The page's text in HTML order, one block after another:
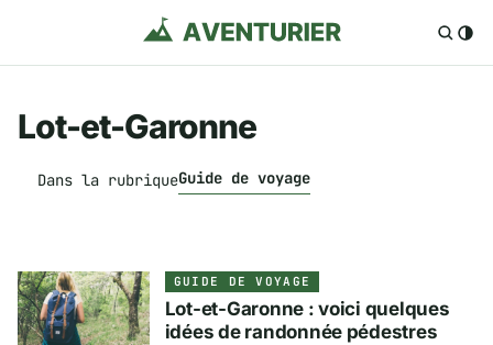
Lot-et-Garonne
Dans la rubriqueGuide de voyage
GUIDE DE VOYAGE
Lot-et-Garonne : voici quelques
idées de randonnée pédestres